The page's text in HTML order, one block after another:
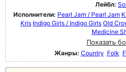
Лейбл:
Исполнители: Pearl Jam / Pearl Jam
Kris Indigo Girls / Indigo Girls Old
Medicine
Показать
Жанры: Country Folk